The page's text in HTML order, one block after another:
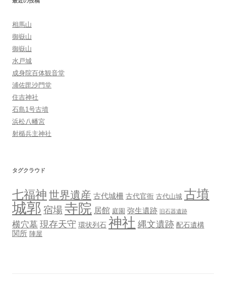
相馬山
御嶽山
御嶽山
水戸城
成身院百体観音堂
浦佐毘沙門堂
住吉神社
石島1号古墳
浜松八幡宮
射楯兵主神社
タグクラウド
七福神 世界遺産 古代城柵 古代官衙 古代山城 古墳
城郭 宿場寺院 居館 庭園 弥生遺跡 旧石器遺跡
横穴墓 現存天守 環状列石 神社 縄文遺跡 配石遺構
関所 陣屋